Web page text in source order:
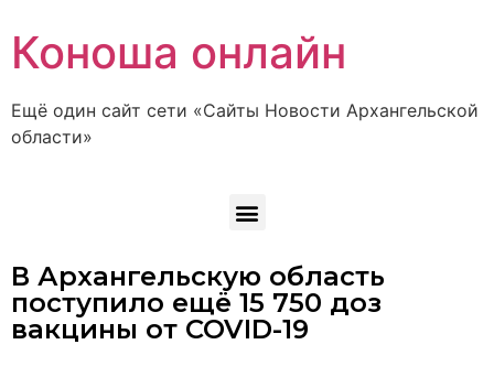
Коноша онлайн
Ещё один сайт сети «Сайты Новости Архангельской
области»
В Архангельскую область
поступило ещё 15 750 доз
вакцины от COVID-19